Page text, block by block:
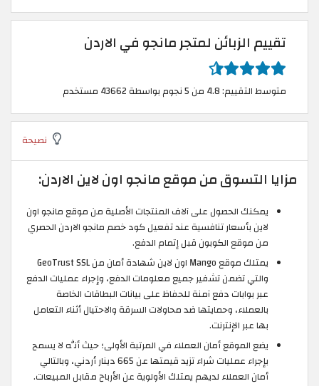
تقييم الزبائن لمتجر مانجو في الاردن
متوسط التقييم: 4.8 من 5 نجوم بواسطة 43662 مستخدم
نصيحة
مزايا التسوق من موقع مانجو اون لاين الاردن:
يمكنك الحصول على آلاف المنتجات الأصلية من موقع مانجو اون
لاين بأسعار تنافسية عند تفعيل كود خصم مانجو الاردن الحصري
من موقع الكوبون قبل إتمام الدفع.
يمتلك موقع Mango اون لاين شهادة أمان من GeoTrust SSL
والتي تضمن تشفير جميع معلومات الدفع، وإجراء عمليات الدفع
عبر بوابات دفع آمنة للحفاظ على بيانات البطاقات الخاصة
بالعملاء، وحمايتها ضد محاولات السرقة والاحتيال أثناء التعامل
بها عبر الإنترنت.
يضع الموقع أمان العملاء في المرتبة الأولى؛ حيث أنَّه لا يسمح
بإجراء عمليات شراء تزيد قيمتها عن 665 دينار أردني، وبالتالي
أمان العملاء لديهم يمتلك الأولوية عن الأرباح مقابل المبيعات.